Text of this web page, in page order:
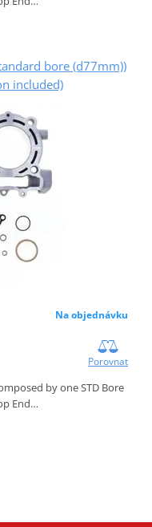
bore (d77mm))
included)
Na objednávku
Porovnat
by one STD Bore
End…